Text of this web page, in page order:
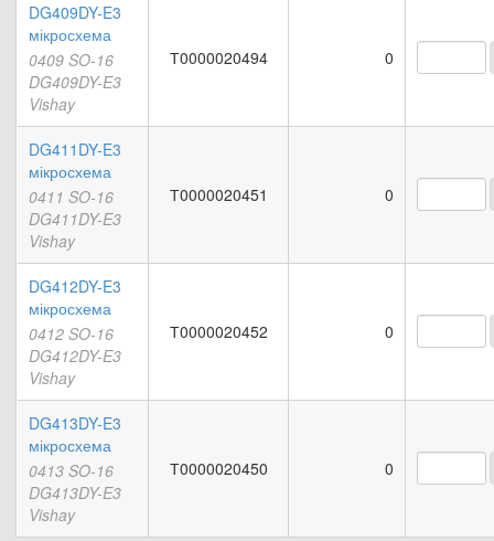
DG409DY-E3
мікросхема
0409 SO-16
DG409DY-E3
Vishay
Т0000020494 0
DG411DY-E3
мікросхема
0411 SO-16
DG411DY-E3
Vishay
Т0000020451 0
DG412DY-E3
мікросхема
0412 SO-16
DG412DY-E3
Vishay
Т0000020452 0
DG413DY-E3
мікросхема
0413 SO-16
DG413DY-E3
Vishay
Т0000020450 0